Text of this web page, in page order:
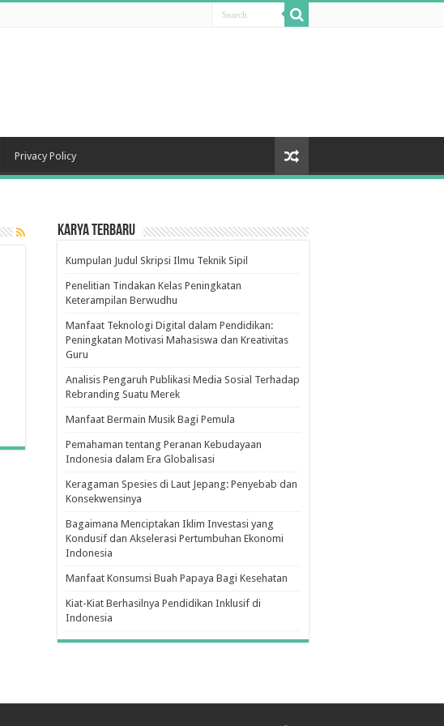
Privacy Policy
Karya Terbaru
Kumpulan Judul Skripsi Ilmu Teknik Sipil
Penelitian Tindakan Kelas Peningkatan
Keterampilan Berwudhu
Manfaat Teknologi Digital dalam Pendidikan:
Peningkatan Motivasi Mahasiswa dan Kreativitas
Guru
Analisis Pengaruh Publikasi Media Sosial Terhadap
Rebranding Suatu Merek
Manfaat Bermain Musik Bagi Pemula
Pemahaman tentang Peranan Kebudayaan
Indonesia dalam Era Globalisasi
Keragaman Spesies di Laut Jepang: Penyebab dan
Konsekwensinya
Bagaimana Menciptakan Iklim Investasi yang
Kondusif dan Akselerasi Pertumbuhan Ekonomi
Indonesia
Manfaat Konsumsi Buah Papaya Bagi Kesehatan
Kiat-Kiat Berhasilnya Pendidikan Inklusif di
Indonesia